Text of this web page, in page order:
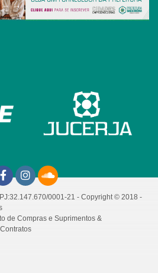
0001-21 - Copyright © 2018 -
de Compras e Suprimentos &